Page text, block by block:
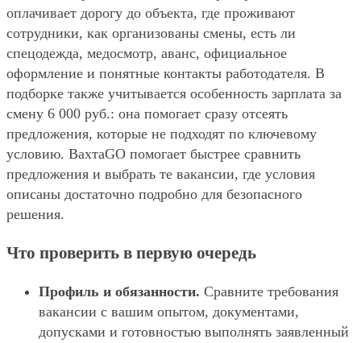
оплачивает дорогу до объекта, где проживают
сотрудники, как организованы смены, есть ли
спецодежда, медосмотр, аванс, официальное
оформление и понятные контакты работодателя. В
подборке также учитывается особенность зарплата за
смену 6 000 руб.: она помогает сразу отсеять
предложения, которые не подходят по ключевому
условию. ВахтаGO помогает быстрее сравнить
предложения и выбрать те вакансии, где условия
описаны достаточно подробно для безопасного
решения.
Что проверить в первую очередь
Профиль и обязанности. Сравните требования
вакансии с вашим опытом, документами,
допусками и готовностью выполнять заявленный